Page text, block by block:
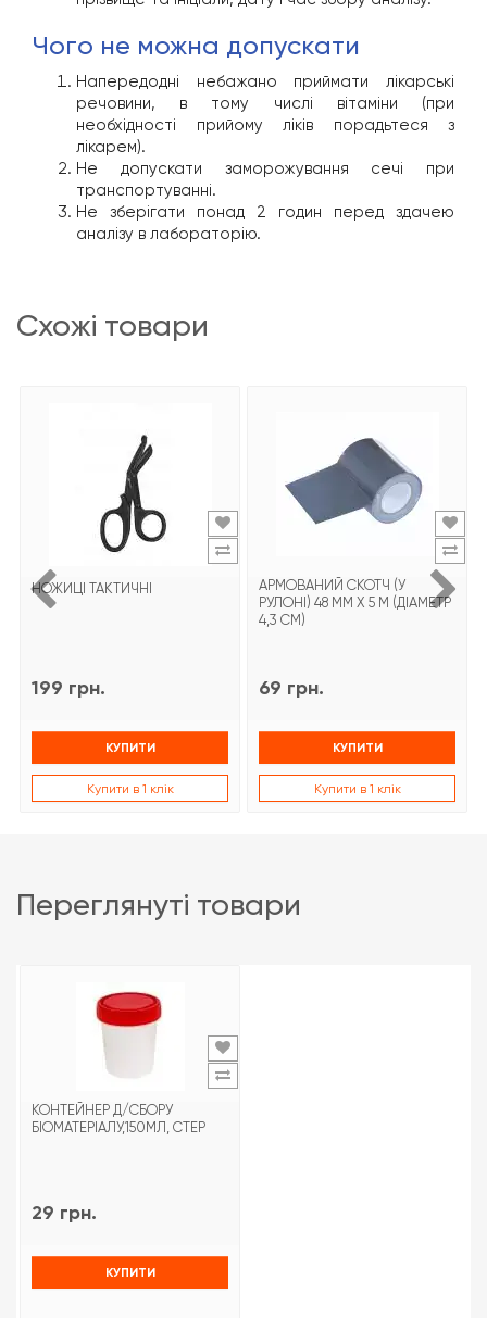
чого не можна допускати
Напередодні небажано приймати лікарські
речовини, в тому числі вітаміни (при
необхідності прийому ліків порадьтеся з
лікарем).
Не допускати заморожування сечі при
транспортуванні.
Не зберігати понад 2 годин перед здачею
аналізу в лабораторію.
схожі товари
НОЖИЦІ ТАКТИЧНІ
199 грн.
КУПИТИ
Купити в 1 клік
АРМОВАНИЙ СКОТЧ (У
РУЛОНІ) 48 ММ Х 5 М (ДІАМЕТР
4,3 СМ)
69 грн.
КУПИТИ
Купити в 1 клік
переглянуті товари
КОНТЕЙНЕР Д/СБОРУ
БІОМАТЕРІАЛУ,150МЛ, СТЕР
29 грн.
КУПИТИ